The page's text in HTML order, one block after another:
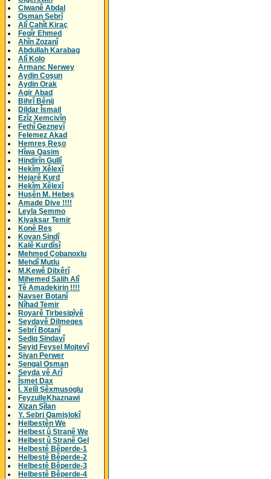
Ciwanê Abdal
Osman Sebrî
Alî Cahît Kiraç
Feqîr Ehmed
Ahîn Zozanî
Abdullah Karabag
Alî Kolo
Armanc Nerwey
Aydin Coşun
Aydin Orak
Agir Abad
Bihrî Bênij
Dildar Îsmail
Ezîz Xemcivîn
Fethî Gezneyî
Felemez Akad
Hemreş Reşo
Hîwa Qasim
Hindirîn Gullî
Hekîm Xêlexî
Hejarê Kurd
Hekîm Xêlexî
Husên M. Hebeş
Amade Dive !!!!
Leyla Şemmo
Kiyaksar Temir
Konê Reş
Kovan Sindî
Kalê Kurdîsî
Mehmed Çobanoxlu
Mehdî Mutlu
M.Kewê Dilxêrî
Mihemed Salih Alî
Tê Amadekirin !!!!
Navser Botanî
Nîhad Temir
Royarê Tirbesipîyê
Seydayê Dilmeqes
Sebrî Botanî
Sediq Sindavî
Seyid Feysel Mojtevî
Şivan Perwer
Şengal Osman
Seyda yê Arî
Îsmet Dax
Î. Xelîl Şêxmusoglu
FeyzulleKhaznawi
Xizan Şîlan
Y. Sebri Qamişlokî
Helbestên We
Helbest û Stranê We
Helbest û Stranê Gel
Helbestê Bêperde-1
Helbestê Bêperde-2
Helbestê Bêperde-3
Helbestê Bêperde-4